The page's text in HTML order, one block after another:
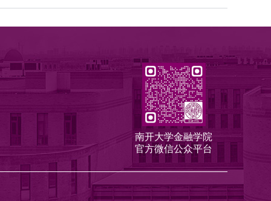
南开大学金融学院
官方微信公众平台